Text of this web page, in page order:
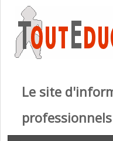
Le site